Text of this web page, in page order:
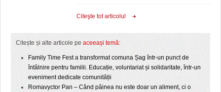
Citeşte tot articolul
Citește și alte articole pe aceeași temă:
Family Time Fest a transformat comuna Șag într-un punct de
întâlnire pentru familii. Educație, voluntariat și solidaritate, într-un
eveniment dedicate comunității
Romavyctor Pan – Când pâinea nu este doar un aliment, ci o